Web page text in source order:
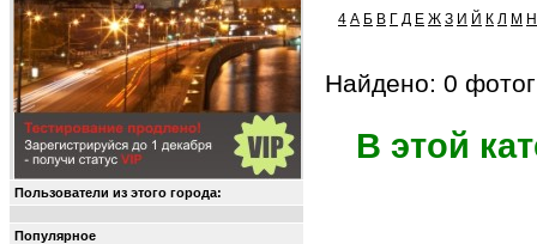
Пользователи из этого города:
Популярное
4 А Б В Г Д Е Ж З И Й К Л М Н
Найдено: 0
В этой